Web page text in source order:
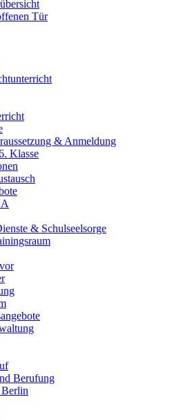
Tür
& Anmeldung
Klasse
& Schulseelsorge
Berufung